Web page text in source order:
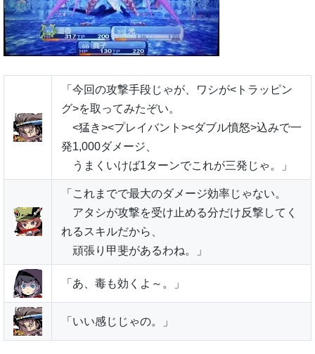
「今回の攻撃手段じゃが、ワシが<トラッピン
グ>を取ってみたぞい。
<猛き><プレイバント><ダブル憤怒>込みで一
発1,000ダメージ、
うまくいけば1ターンでこれが三発じゃ。」
「これまでで最大のダメージ効率じゃない。
アタシが攻撃を受け止める分だけ反撃してく
れるスキルだから、
頑張り甲斐があるわね。」
「あ、毒も効くよ～。」
「いい感じじゃの。」